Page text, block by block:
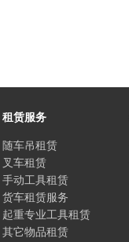
租赁服务
随车吊租赁
叉车租赁
手动工具租赁
货车租赁服务
起重专业工具租赁
其它物品租赁